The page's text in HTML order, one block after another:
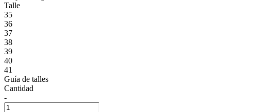
Talle
35
36
37
38
39
40
41
Guía de talles
Cantidad
-